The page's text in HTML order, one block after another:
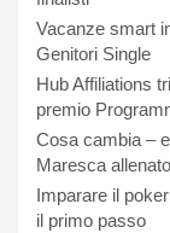
Vacanze smart
Genitori Single
Hub Affiliations
premio
Cosa cambia –
Maresca
Imparare il
il primo passo